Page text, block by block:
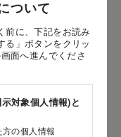
ついて
前に、下記をお読み
る」ボタンをクリッ
面へ進んでくださ
対象個人情報)と
の個人情報
イス 1500ml